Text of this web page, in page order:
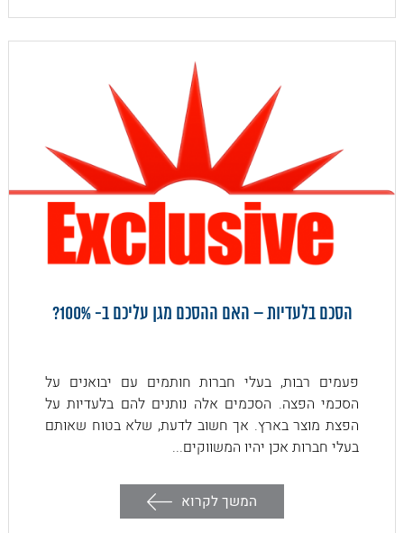
הסכם בלעדיות – האם ההסכם מגן עליכם ב- 100%?
פעמים רבות, בעלי חברות חותמים עם יבואנים על
הסכמי הפצה. הסכמים אלה נותנים להם בלעדיות על
הפצת מוצר בארץ. אך חשוב לדעת, שלא בטוח שאותם
בעלי חברות אכן יהיו המשווקים...
המשך לקרוא